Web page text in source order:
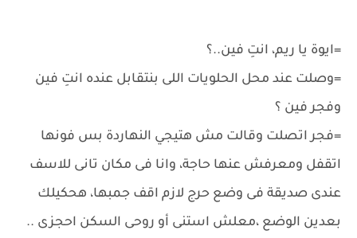
=ايوة يا ريم، انتِ فين..؟
=وصلت عند محل الحلويات اللى بنتقابل عنده انتِ فين
وفجر فين ؟
=فجر اتصلت وقالت مش هتيجي النهاردة بس فونها
اتقفل ومعرفش عنها حاجة، وانا فى مكان تانى للاسف
عندى صديقة فى وضع حرج لازم اقف جمبها، هحكيلك
بعدين الوضع ،معلش استنى أو روحى السكن احجزى ..